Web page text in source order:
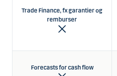
Trade Finance, fx garantier og
remburser
Forecasts for cash flow